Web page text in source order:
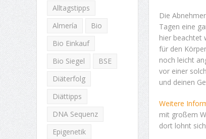
Die
Tagen eine
hier beachtet
für den
noch leicht
vor einer
und deinen
Weitere
mit großem
dort lohnt
Alltagstipps
Almería
Bio
Bio Einkauf
Bio Siegel
BSE
Diäterfolg
Diättipps
DNA Sequenz
Epigenetik